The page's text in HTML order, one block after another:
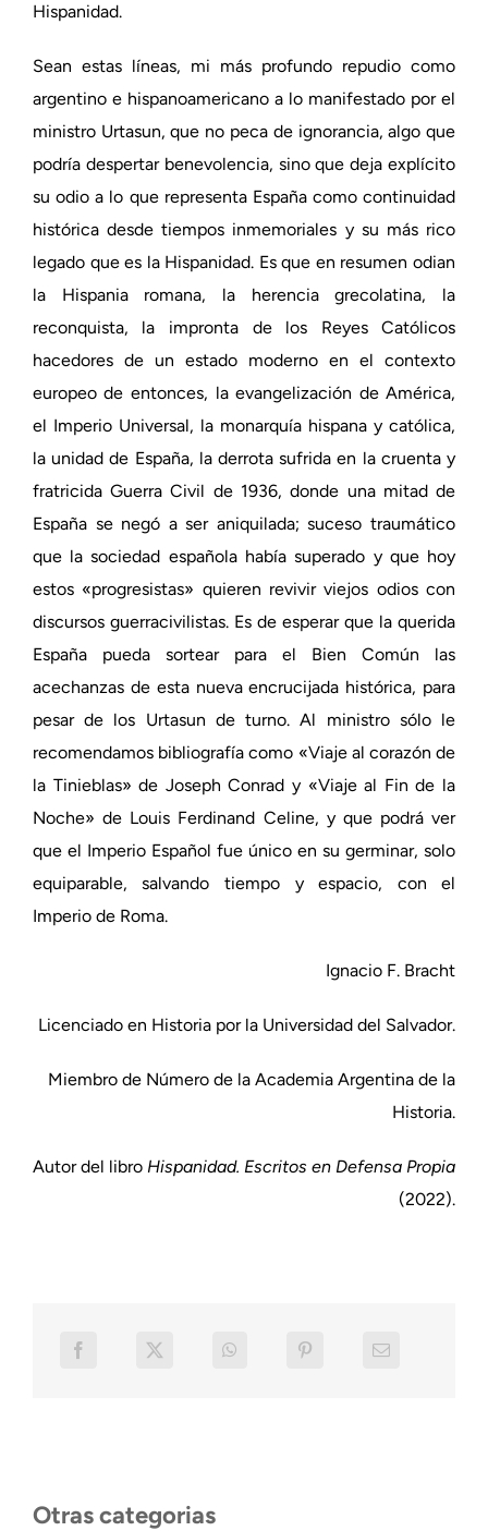
Hispanidad.
Sean estas líneas, mi más profundo repudio como
argentino e hispanoamericano a lo manifestado por el
ministro Urtasun, que no peca de ignorancia, algo que
podría despertar benevolencia, sino que deja explícito
su odio a lo que representa España como continuidad
histórica desde tiempos inmemoriales y su más rico
legado que es la Hispanidad. Es que en resumen odian
la Hispania romana, la herencia grecolatina, la
reconquista, la impronta de los Reyes Católicos
hacedores de un estado moderno en el contexto
europeo de entonces, la evangelización de América,
el Imperio Universal, la monarquía hispana y católica,
la unidad de España, la derrota sufrida en la cruenta y
fratricida Guerra Civil de 1936, donde una mitad de
España se negó a ser aniquilada; suceso traumático
que la sociedad española había superado y que hoy
estos «progresistas» quieren revivir viejos odios con
discursos guerracivilistas. Es de esperar que la querida
España pueda sortear para el Bien Común las
acechanzas de esta nueva encrucijada histórica, para
pesar de los Urtasun de turno. Al ministro sólo le
recomendamos bibliografía como «Viaje al corazón de
la Tinieblas» de Joseph Conrad y «Viaje al Fin de la
Noche» de Louis Ferdinand Celine, y que podrá ver
que el Imperio Español fue único en su germinar, solo
equiparable, salvando tiempo y espacio, con el
Imperio de Roma.
Ignacio F. Bracht
Licenciado en Historia por la Universidad del Salvador.
Miembro de Número de la Academia Argentina de la
Historia.
Autor del libro Hispanidad. Escritos en Defensa Propia
(2022).
Otras categorias